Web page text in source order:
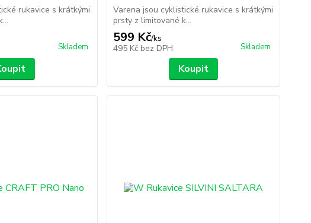
rukavice s krátkými
Skladem
Varena jsou cyklistické rukavice s krátkými
prsty z limitované k...
599 Kč/ks
495 Kč bez DPH Skladem
Koupit